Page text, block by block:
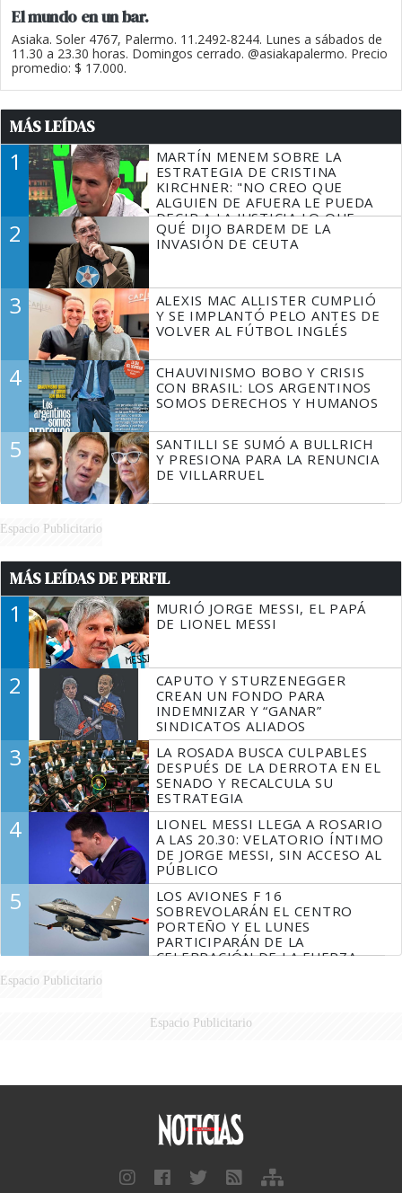
El mundo en un bar.
Asiaka. Soler 4767, Palermo. 11.2492-8244. Lunes a sábados de
11.30 a 23.30 horas. Domingos cerrado. @asiakapalermo. Precio
promedio: $ 17.000.
MÁS LEÍDAS
1
MARTÍN MENEM SOBRE LA
ESTRATEGIA DE CRISTINA
KIRCHNER: "NO CREO QUE
ALGUIEN DE AFUERA LE PUEDA
DECIR A LA JUSTICIA LO QUE
TIENE QUE HACER"
2
QUÉ DIJO BARDEM DE LA
INVASIÓN DE CEUTA
3
ALEXIS MAC ALLISTER CUMPLIÓ
Y SE IMPLANTÓ PELO ANTES DE
VOLVER AL FÚTBOL INGLÉS
4
CHAUVINISMO BOBO Y CRISIS
CON BRASIL: LOS ARGENTINOS
SOMOS DERECHOS Y HUMANOS
5
SANTILLI SE SUMÓ A BULLRICH
Y PRESIONA PARA LA RENUNCIA
DE VILLARRUEL
Espacio Publicitario
MÁS LEÍDAS DE PERFIL
1
MURIÓ JORGE MESSI, EL PAPÁ
DE LIONEL MESSI
2
CAPUTO Y STURZENEGGER
CREAN UN FONDO PARA
INDEMNIZAR Y “GANAR”
SINDICATOS ALIADOS
3
LA ROSADA BUSCA CULPABLES
DESPUÉS DE LA DERROTA EN EL
SENADO Y RECALCULA SU
ESTRATEGIA
4
LIONEL MESSI LLEGA A ROSARIO
A LAS 20.30: VELATORIO ÍNTIMO
DE JORGE MESSI, SIN ACCESO AL
PÚBLICO
5
LOS AVIONES F 16
SOBREVOLARÁN EL CENTRO
PORTEÑO Y EL LUNES
PARTICIPARÁN DE LA
CELEBRACIÓN DE LA FUERZA
Espacio Publicitario
Espacio Publicitario